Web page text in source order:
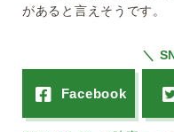
があると言えそうです。
＼